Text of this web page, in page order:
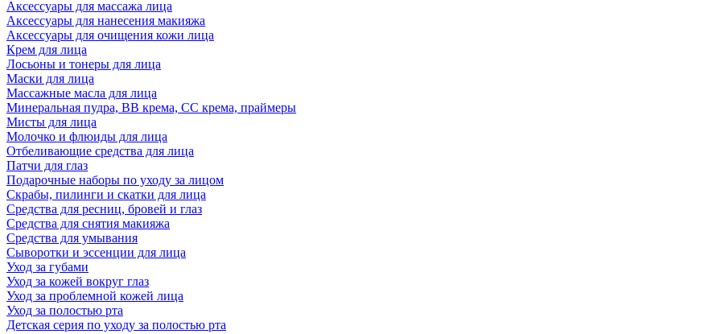
Аксессуары для массажа лица
Аксессуары для нанесения макияжа
Аксессуары для очищения кожи лица
Крем для лица
Лосьоны и тонеры для лица
Маски для лица
Массажные масла для лица
Минеральная пудра, BB крема, СС крема, праймеры
Мисты для лица
Молочко и флюиды для лица
Отбеливающие средства для лица
Патчи для глаз
Подарочные наборы по уходу за лицом
Скрабы, пилинги и скатки для лица
Средства для ресниц, бровей и глаз
Средства для снятия макияжа
Средства для умывания
Сыворотки и эссенции для лица
Уход за губами
Уход за кожей вокруг глаз
Уход за проблемной кожей лица
Уход за полостью рта
Детская серия по уходу за полостью рта